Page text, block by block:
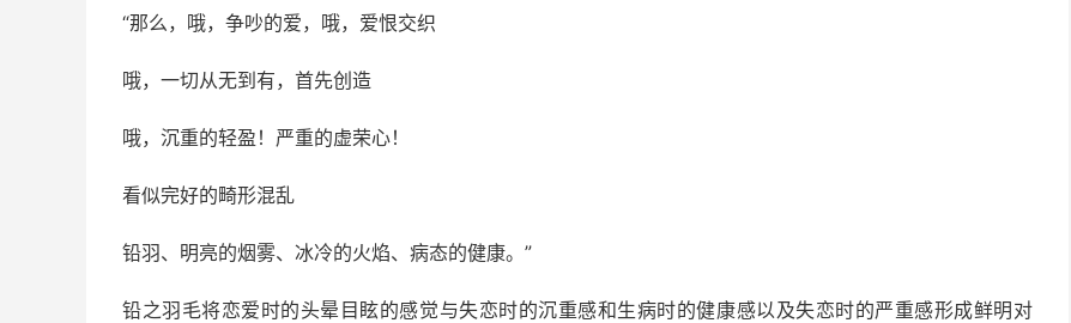
“那么，哦，争吵的爱，哦，爱恨交织
哦，一切从无到有，首先创造
哦，沉重的轻盈！严重的虚荣心！
看似完好的畸形混乱
铅羽、明亮的烟雾、冰冷的火焰、病态的健康。”
铅之羽毛将恋爱时的头晕目眩的感觉与失恋时的沉重感和生病时的健康感以及失恋时的严重感形成鲜明对